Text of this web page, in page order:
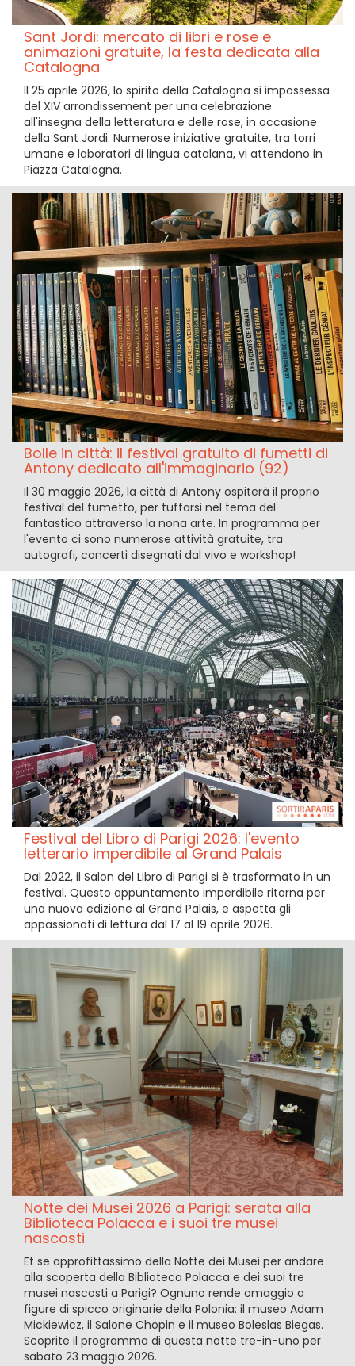
Sant Jordi: mercato di libri e rose e
animazioni gratuite, la festa dedicata alla
Catalogna
Il 25 aprile 2026, lo spirito della Catalogna si impossessa
del XIV arrondissement per una celebrazione
all'insegna della letteratura e delle rose, in occasione
della Sant Jordi. Numerose iniziative gratuite, tra torri
umane e laboratori di lingua catalana, vi attendono in
Piazza Catalogna.
Bolle in città: il festival gratuito di fumetti di
Antony dedicato all'immaginario (92)
Il 30 maggio 2026, la città di Antony ospiterà il proprio
festival del fumetto, per tuffarsi nel tema del
fantastico attraverso la nona arte. In programma per
l'evento ci sono numerose attività gratuite, tra
autografi, concerti disegnati dal vivo e workshop!
Festival del Libro di Parigi 2026: l'evento
letterario imperdibile al Grand Palais
Dal 2022, il Salon del Libro di Parigi si è trasformato in un
festival. Questo appuntamento imperdibile ritorna per
una nuova edizione al Grand Palais, e aspetta gli
appassionati di lettura dal 17 al 19 aprile 2026.
Notte dei Musei 2026 a Parigi: serata alla
Biblioteca Polacca e i suoi tre musei
nascosti
Et se approfittassimo della Notte dei Musei per andare
alla scoperta della Biblioteca Polacca e dei suoi tre
musei nascosti a Parigi? Ognuno rende omaggio a
figure di spicco originarie della Polonia: il museo Adam
Mickiewicz, il Salone Chopin e il museo Boleslas Biegas.
Scoprite il programma di questa notte tre-in-uno per
sabato 23 maggio 2026.